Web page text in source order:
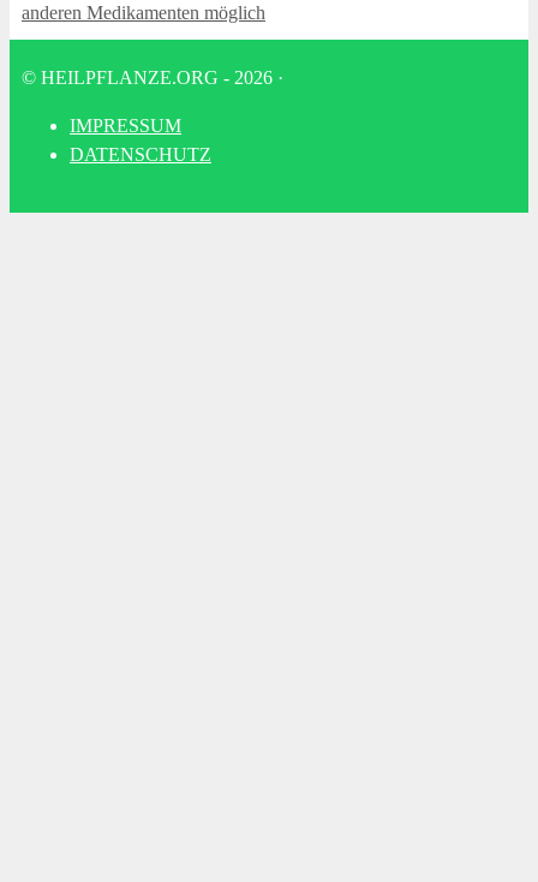
ande­ren Medi­ka­men­ten möglich
© HEILPFLANZE.ORG - 2026 ·
IMPRES­SUM
DATEN­SCHUTZ